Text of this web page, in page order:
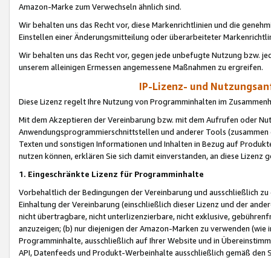
Amazon-Marke zum Verwechseln ähnlich sind.
Wir behalten uns das Recht vor, diese Markenrichtlinien und die
Einstellen einer Änderungsmitteilung oder überarbeiteter
Wir behalten uns das Recht vor, gegen jede unbefugte Nutzung bzw.
unserem alleinigen Ermessen angemessene Maßnahmen zu ergreifen.
IP-Lizenz- und
Diese Lizenz regelt Ihre Nutzung von Programminhalten im
Mit dem Akzeptieren der Vereinbarung bzw. mit dem Aufrufen oder
Anwendungsprogrammierschnittstellen und anderer Tools (zusammen
Texten und sonstigen Informationen und Inhalten in Bezug auf
nutzen können, erklären Sie sich damit einverstanden, an diese Lizenz
1. Eingeschränkte Lizenz für Programminhalte
Vorbehaltlich der Bedingungen der Vereinbarung und ausschließlich
Einhaltung der Vereinbarung (einschließlich dieser Lizenz und der
nicht übertragbare, nicht unterlizenzierbare, nicht exklusive,
anzuzeigen; (b) nur diejenigen der Amazon-Marken zu verwenden
Programminhalte, ausschließlich auf Ihrer Website und in
API, Datenfeeds und Produkt-Werbeinhalte ausschließlich gemäß